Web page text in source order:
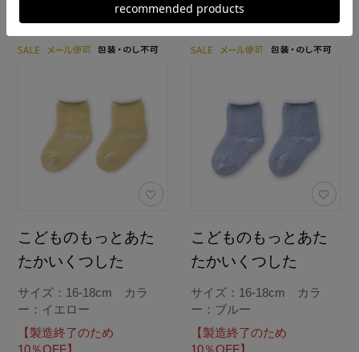
並べ替え 発売日 価格(高い順)
こどものもっとあた
たかいくつした
サイズ：16-18cm カラ
ー：イエロー
【製造終了のため
こどものもっとあた
たかいくつした
サイズ：16-18cm カラ
ー：ブルー
【製造終了のため